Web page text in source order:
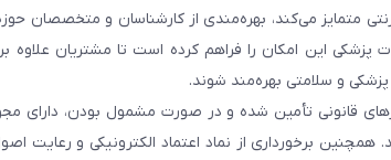
متمایز می‌کند، بهره‌مندی از کارشناسان و
پزشکی این امکان را فراهم کرده است تا مشتریان
و سلامتی بهره‌مند شوند.
قانونی تأمین شده و در صورت مشمول بودن، دارای
برخورداری از نماد اعتماد الکترونیکی و رعایت